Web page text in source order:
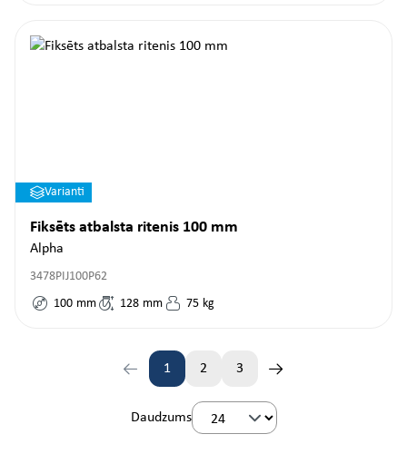
Varianti
Fiksēts atbalsta ritenis 100 mm
Alpha
3478PIJ100P62
100 mm 128 mm 75 kg
Lapa
1 2 3
Daudzums